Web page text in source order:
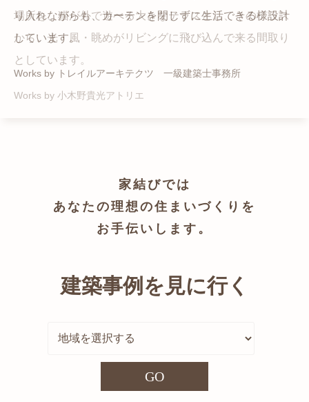
場所を、猫が外で遊べる大きなテラスとし、そのテラス
から、光・風・眺めがリビングに飛び込んで来る間取り
としています。
Works by 小木野貴光アトリエ
り入れながらも、カーテンを閉じずに生活できる様設計
しています。
Works by トレイルアーキテクツ 一級建築士事務所
家結びでは
あなたの理想の住まいづくりを
お手伝いします。
建築事例を見に行く
GO